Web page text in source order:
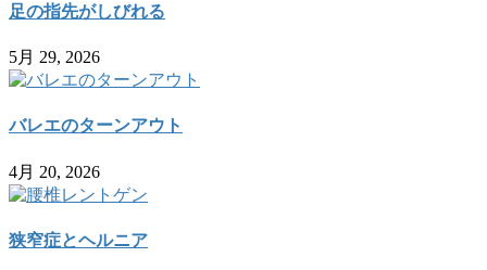
足の指先がしびれる
5月 29, 2026
バレエのターンアウト
4月 20, 2026
狭窄症とヘルニア